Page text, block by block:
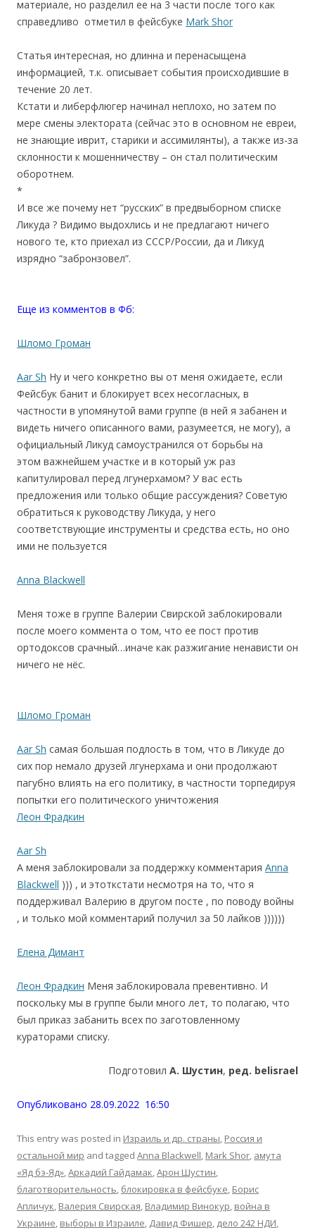
материале, но разделил ее на 3 части после того как
справедливо отметил в фейсбуке Mark Shor
Статья интересная, но длинна и перенасыщена
информацией, т.к. описывает события происходившие в
течение 20 лет.
Кстати и либерфлюгер начинал неплохо, но затем по
мере смены электората (сейчас это в основном не евреи,
не знающие иврит, старики и ассимилянты), а также из-за
склонности к мошенничеству – он стал политическим
оборотнем.
*
И все же почему нет “русских” в предвыборном списке
Ликуда ? Видимо выдохлись и не предлагают ничего
нового те, кто приехал из СССР/России, да и Ликуд
изрядно “забронзовел”.
Еще из комментов в Фб:
Шломо Громан
Aar Sh Ну и чего конкретно вы от меня ожидаете, если
Фейсбук банит и блокирует всех несогласных, в
частности в упомянутой вами группе (в ней я забанен и
видеть ничего описанного вами, разумеется, не могу), а
официальный Ликуд самоустранился от борьбы на
этом важнейшем участке и в который уж раз
капитулировал перед лгунерхамом? У вас есть
предложения или только общие рассуждения? Советую
обратиться к руководству Ликуда, у него
соответствующие инструменты и средства есть, но оно
ими не пользуется
Anna Blackwell
Меня тоже в группе Валерии Свирской заблокировали
после моего коммента о том, что ее пост против
ортодоксов срачный…иначе как разжигание ненависти он
ничего не нёс.
Шломо Громан
Aar Sh самая большая подлость в том, что в Ликуде до
сих пор немало друзей лгунерхама и они продолжают
пагубно влиять на его политику, в частности торпедируя
попытки его политического уничтожения
Леон Фрадкин
Aar Sh
А меня заблокировали за поддержку комментария Anna
Blackwell ))) , и этоткстати несмотря на то, что я
поддерживал Валерию в другом посте , по поводу войны
, и только мой комментарий получил за 50 лайков ))))))
Елена Димант
Леон Фрадкин Меня заблокировала превентивно. И
поскольку мы в группе были много лет, то полагаю, что
был приказ забанить всех по заготовленному
кураторами списку.
Подготовил А. Шустин, ред. belisrael
Опубликовано 28.09.2022 16:50
This entry was posted in Израиль и др. страны, Россия и
остальной мир and tagged Anna Blackwell, Mark Shor, амута
«Яд бэ-Яд»,Аркадий Гайдамак,Арон Шустин,
благотворительность, блокировка в фейсбуке, Борис
Апличук, Валерия Свирская, Владимир Винокур, война в
Украине, выборы в Израиле, Давид Фишер, дело 242 НДИ,